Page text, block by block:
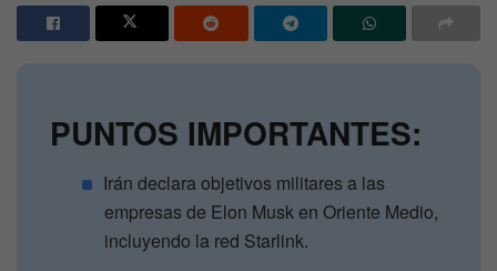
PUNTOS IMPORTANTES:
Irán declara objetivos militares a las
empresas de Elon Musk en Oriente Medio,
incluyendo la red Starlink.